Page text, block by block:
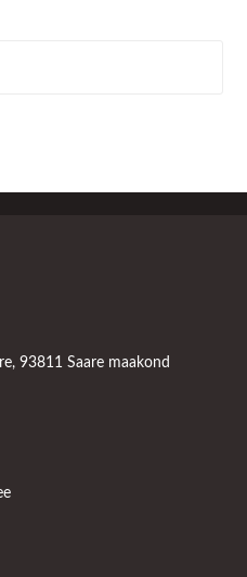
93811 Saare maakond
Opens